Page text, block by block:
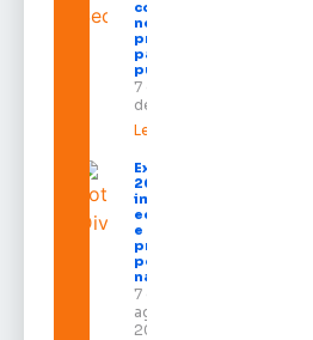
com shows,
negócios e
programação
para todos os
públicos
7 de agosto
de 2026
Leia mais »
Expofeira
2026
impulsiona
economia
e aumenta
procura
por hotéis
na capital
7 de
agosto de
2026